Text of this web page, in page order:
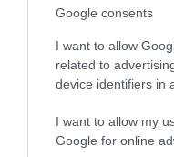
Google consents
I want to allow
related to
device identifiers in
I want to allow my
Google for online
Νέο Ειδικό
Όσιος